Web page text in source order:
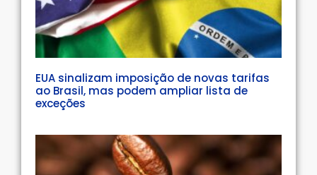
EUA sinalizam imposição de novas tarifas
ao Brasil, mas podem ampliar lista de
exceções